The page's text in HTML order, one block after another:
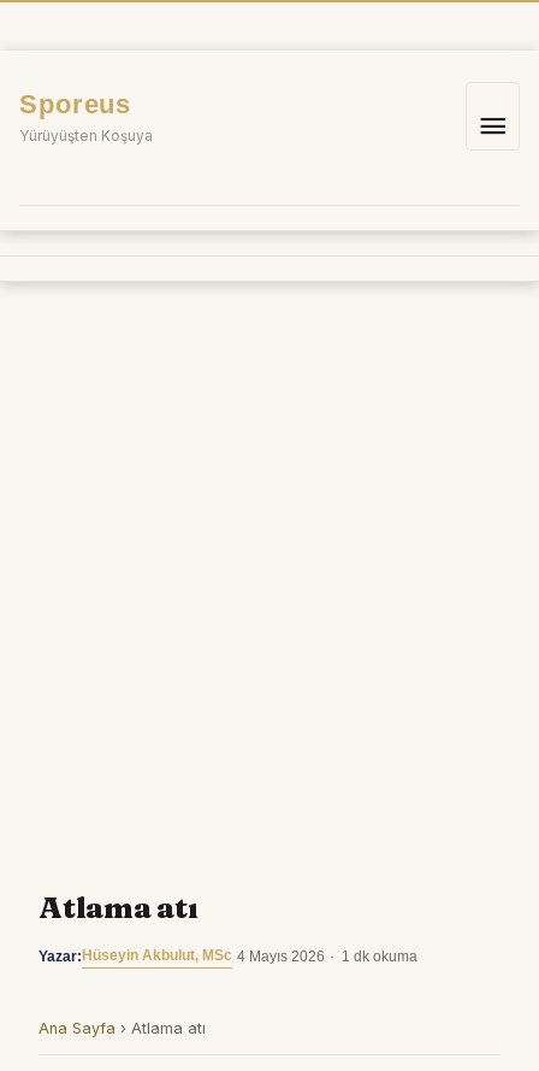
Sporeus
Yürüyüşten Koşuya
Ana
Atlama atı
Yazar: Hüseyin Akbulut, MSc 4 Mayıs 2026 1 dk okuma
Ana Sayfa › Atlama atı